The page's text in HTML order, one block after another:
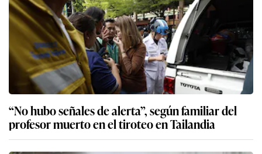
“No hubo señales de alerta”, según familiar del
profesor muerto en el tiroteo en Tailandia